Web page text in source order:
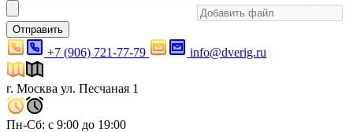
Отправить
+7 (906) 721-77-79 info@dverig.ru
г. Москва ул. Песчаная 1
Пн-Сб: с 9:00 до 19:00